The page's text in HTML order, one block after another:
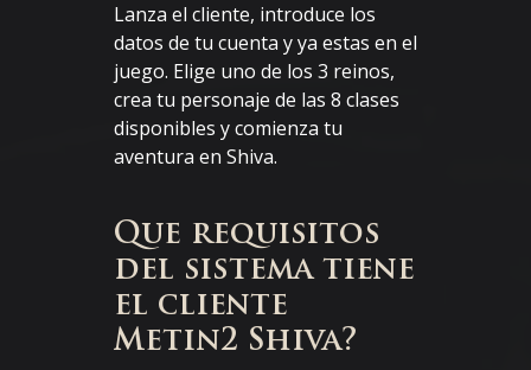
Lanza el cliente, introduce los
datos de tu cuenta y ya estas en el
juego. Elige uno de los 3 reinos,
crea tu personaje de las 8 clases
disponibles y comienza tu
aventura en Shiva.
Que requisitos
del sistema tiene
el cliente
Metin2 Shiva?